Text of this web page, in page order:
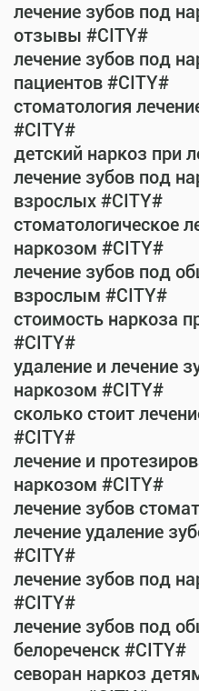
лечение зубов под
отзывы #CITY#
лечение зубов под
пациентов #CITY#
стоматология
#CITY#
детский наркоз при
лечение зубов под
взрослых #CITY#
стоматологическое
наркозом #CITY#
лечение зубов под
взрослым #CITY#
стоимость наркоза
#CITY#
удаление и лечение
наркозом #CITY#
сколько стоит
#CITY#
лечение и
наркозом #CITY#
лечение зубов
лечение удаление
#CITY#
лечение зубов под
#CITY#
лечение зубов под
белореченск #CITY#
севоран наркоз